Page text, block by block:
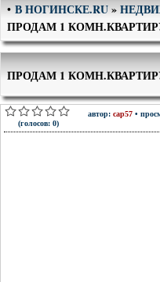
•В НОГИНСКЕ.RU»
ПРОДАМ 1
ПРОДАМ 1
(голосов: 0)
автор: cap57 •